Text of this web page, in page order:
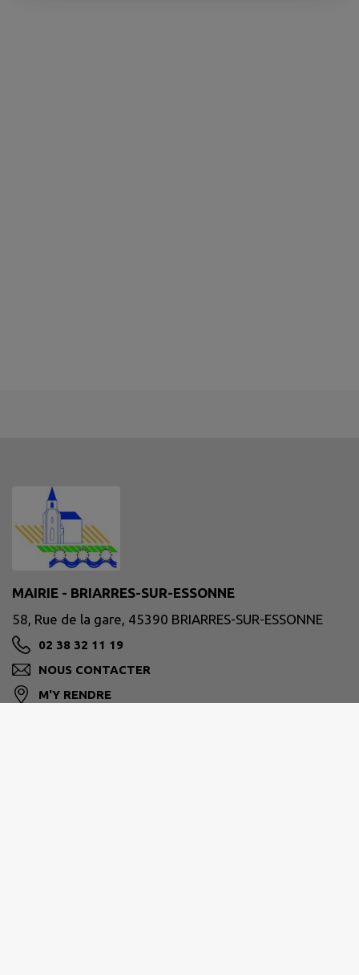
MAIRIE - BRIARRES-SUR-ESSONNE
58, Rue de la gare, 45390 BRIARRES-SUR-ESSONNE
02 38 32 11 19
NOUS CONTACTER
M'Y RENDRE